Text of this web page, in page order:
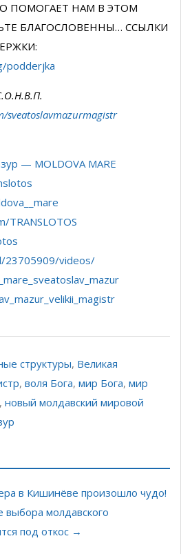
ПОМОГАЕТ НАМ В ЭТОМ
БЛАГОСЛОВЕННЫ… ССЫЛКИ
podderjka
sveatoslavmazurmagistr
— MOLDOVA MARE
23705909/videos/
структуры, Великая
, воля Бога, мир Бога, мир
, новый молдавский мировой
в Кишинёве произошло чудо!
выбора молдавского
под откос →